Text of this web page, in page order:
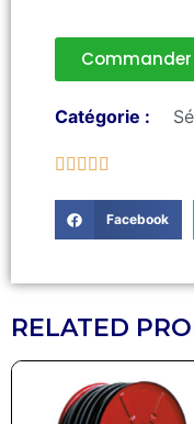
Catégorie :
    
Facebook
RELATED